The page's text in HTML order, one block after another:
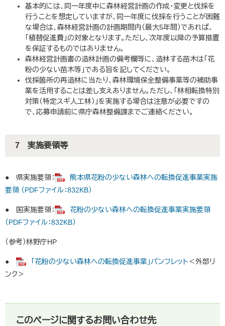
基本的には、同一年度中に森林経営計画の作成・変更と伐採を
行うことを想定していますが、同一年度に伐採を行うことが困難
な場合は、森林経営計画の計画期間内（最大5年間）であれば、
「植替促進費」の対象となります。ただし、次年度以降の予算措置
を保証するものではありません。
森林経営計画書の造林計画の備考欄等に、造林する苗木は「花
粉の少ない苗木等」である旨を記してください。
伐採箇所の再造林に当たり、森林環境保全整備事業等の補助事
業を活用することは差し支えありません。ただし、「林相転換特別
対策（特定スギ人工林）」を実施する場合は注意が必要ですの
で、応募申請前に県庁森林整備課までご連絡ください。
7 実施要領等
● 県実施要領：
熊本県花粉の少ない森林への転換促進事業実施
要領 （PDFファイル：832KB）
● 国実施要領：
花粉の少ない森林への転換促進事業実施要領
（PDFファイル：832KB）
（参考）林野庁HP
● 「花粉の少ない森林への転換促進事業」パンフレット＜外部リ
ンク＞
このページに関するお問い合わせ先